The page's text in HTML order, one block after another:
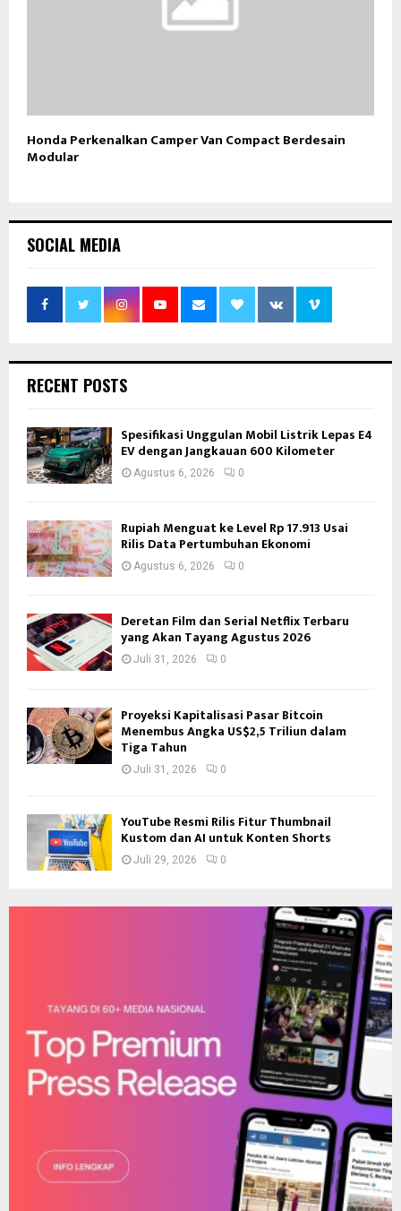
Honda Perkenalkan Camper Van Compact Berdesain
Modular
SOCIAL MEDIA
RECENT POSTS
Spesifikasi Unggulan Mobil Listrik Lepas E4
EV dengan Jangkauan 600 Kilometer
Agustus 6, 2026 0
Rupiah Menguat ke Level Rp 17.913 Usai
Rilis Data Pertumbuhan Ekonomi
Agustus 6, 2026 0
Deretan Film dan Serial Netflix Terbaru
yang Akan Tayang Agustus 2026
Juli 31, 2026 0
Proyeksi Kapitalisasi Pasar Bitcoin
Menembus Angka US$2,5 Triliun dalam
Tiga Tahun
Juli 31, 2026 0
YouTube Resmi Rilis Fitur Thumbnail
Kustom dan AI untuk Konten Shorts
Juli 29, 2026 0